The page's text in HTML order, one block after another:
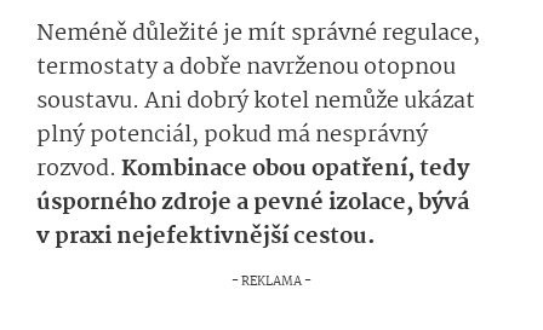
Neméně důležité je mít správné regulace,
termostaty a dobře navrženou otopnou
soustavu. Ani dobrý kotel nemůže ukázat
plný potenciál, pokud má nesprávný
rozvod. Kombinace obou opatření, tedy
úsporného zdroje a pevné izolace, bývá
v praxi nejefektivnější cestou.